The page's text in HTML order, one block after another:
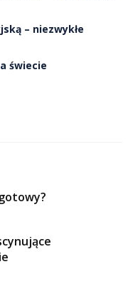
– niezwykłe
świecie